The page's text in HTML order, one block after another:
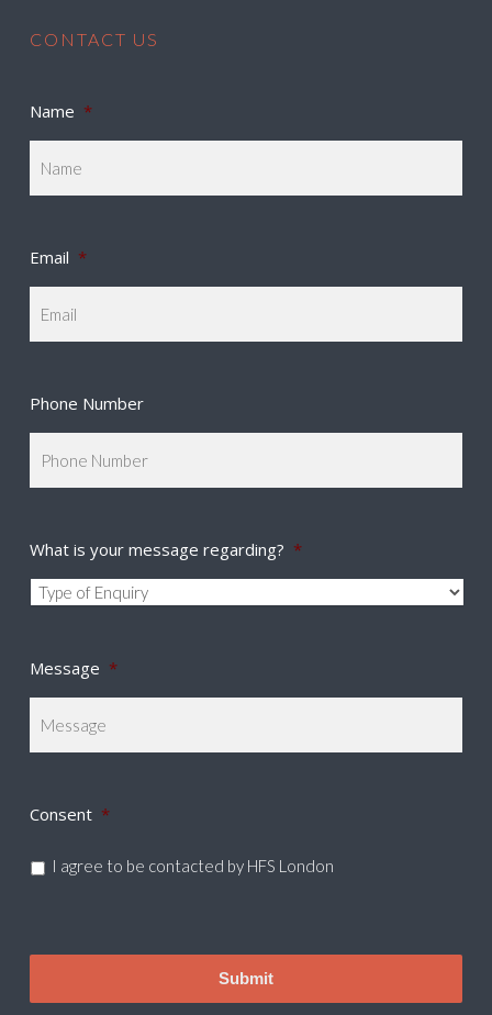
CONTACT US
Name *
Email *
Phone Number
What is your message regarding? *
Message *
Consent *
I agree to be contacted by HFS London